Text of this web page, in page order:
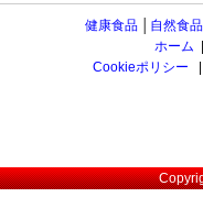
健康食品 自然食品
ホーム
Cookieポリシー